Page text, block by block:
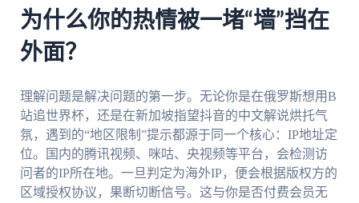
为什么你的热情被一堵“墙”挡在
外面？
理解问题是解决问题的第一步。无论你是在俄罗斯想用B
站追世界杯，还是在新加坡指望抖音的中文解说烘托气
氛，遇到的“地区限制”提示都源于同一个核心：IP地址定
位。国内的腾讯视频、咪咕、央视频等平台，会检测访
问者的IP所在地。一旦判定为海外IP，便会根据版权方的
区域授权协议，果断切断信号。这与你是否付费会员无